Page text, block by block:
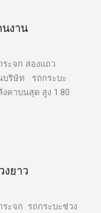
นงาน
ะจก สองแถว
บริษัท รถกระบะ
คาบนสุด สูง 1.80
งยาว
ะจก รถกระบะช่วง